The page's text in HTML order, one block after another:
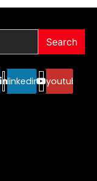
Search
linkedin youtube